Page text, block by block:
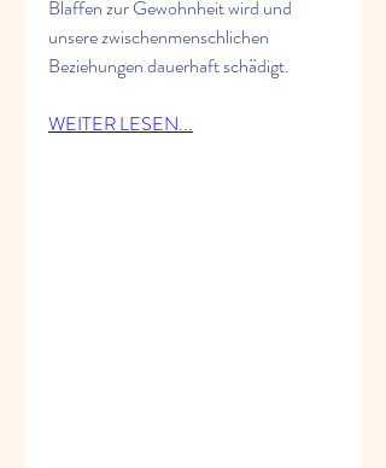
Blaffen zur Gewohnheit wird und
unsere zwischenmenschlichen
Beziehungen dauerhaft schädigt.
WEITER LESEN...